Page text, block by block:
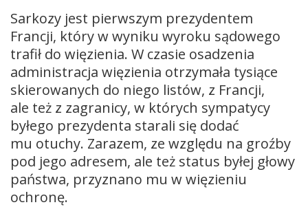
Sarkozy jest pierwszym prezydentem
Francji, który w wyniku wyroku sądowego
trafił do więzienia. W czasie osadzenia
administracja więzienia otrzymała tysiące
skierowanych do niego listów, z Francji,
ale też z zagranicy, w których sympatycy
byłego prezydenta starali się dodać
mu otuchy. Zarazem, ze względu na groźby
pod jego adresem, ale też status byłej głowy
państwa, przyznano mu w więzieniu
ochronę.